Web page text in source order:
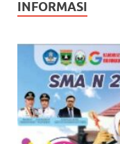
INFORMASI